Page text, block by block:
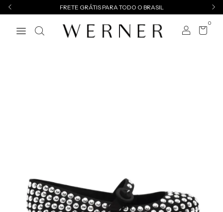
FRETE GRÁTIS PARA TODO O BRASIL
0